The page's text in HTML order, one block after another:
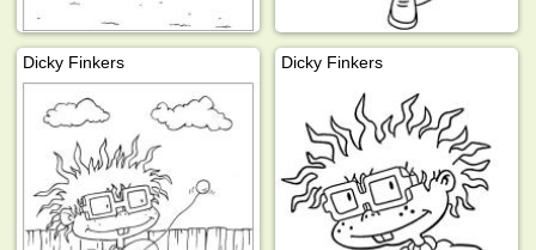
Dicky Finkers Dicky Finkers